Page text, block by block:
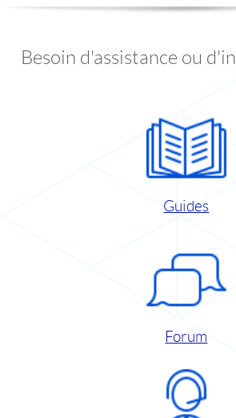
Besoin d'assistance ou
Guides
Forum